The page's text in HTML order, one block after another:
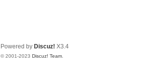
Powered by Discuz! X3.4
© 2001-2023 Discuz! Team